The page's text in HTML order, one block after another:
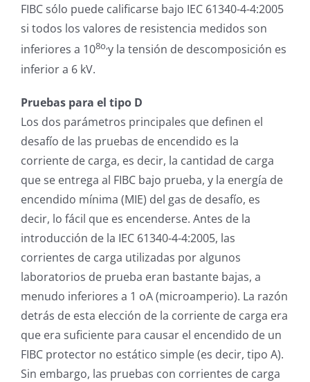
FIBC sólo puede calificarse bajo IEC 61340-4-4:2005
si todos los valores de resistencia medidos son
inferiores a 108o,y la tensión de descomposición es
inferior a 6 kV.
Pruebas para el tipo D
Los dos parámetros principales que definen el
desafío de las pruebas de encendido es la
corriente de carga, es decir, la cantidad de carga
que se entrega al FIBC bajo prueba, y la energía de
encendido mínima (MIE) del gas de desafío, es
decir, lo fácil que es encenderse. Antes de la
introducción de la IEC 61340-4-4:2005, las
corrientes de carga utilizadas por algunos
laboratorios de prueba eran bastante bajas, a
menudo inferiores a 1 oA (microamperio). La razón
detrás de esta elección de la corriente de carga era
que era suficiente para causar el encendido de un
FIBC protector no estático simple (es decir, tipo A).
Sin embargo, las pruebas con corrientes de carga